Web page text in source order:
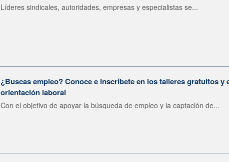
Líderes sindicales, autoridades, empresas y especialistas se...
¿Buscas empleo? Conoce e inscríbete en los talleres gratuitos y
orientación laboral
Con el objetivo de apoyar la búsqueda de empleo y la captación de...